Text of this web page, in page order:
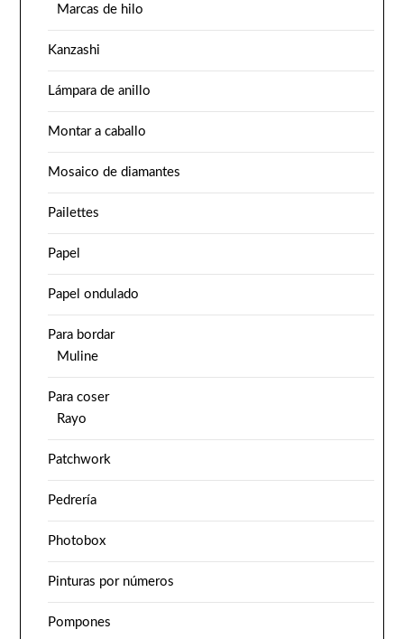
Marcas de hilo
Kanzashi
Lámpara de anillo
Montar a caballo
Mosaico de diamantes
Pailettes
Papel
Papel ondulado
Para bordar
Muline
Para coser
Rayo
Patchwork
Pedrería
Photobox
Pinturas por números
Pompones